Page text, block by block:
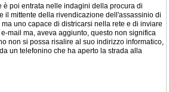
è poi entrata nelle indagini della procura di
il mittente della rivendicazione dell'assassinio di
uno capace di districarsi nella rete e di inviare
mail ma, aveva aggiunto, questo non significa
non si possa risalire al suo indirizzo informatico,
un telefonino che ha aperto la strada alla